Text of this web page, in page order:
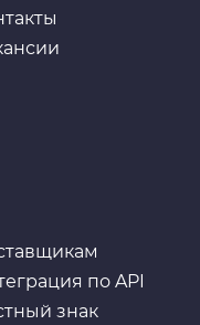
40 мм, 1,5 м
по API
знак